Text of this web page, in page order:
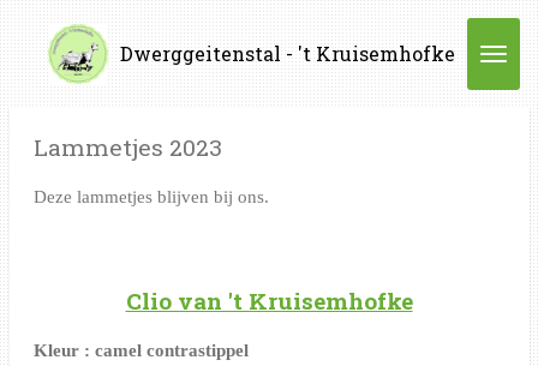
Ga
direct
naar
hoofdinhoud
Dwerggeitenstal - 't Kruisemhofke
Lammetjes 2023
Deze lammetjes blijven bij ons.
Clio van 't Kruisemhofke
Kleur : camel contrastippel